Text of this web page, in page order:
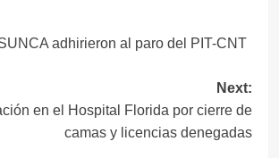
adhirieron al paro del PIT-CNT
Next:
en el Hospital Florida por cierre de
camas y licencias denegadas